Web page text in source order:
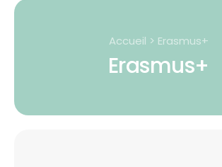
Accueil > Erasmus+
Erasmus+